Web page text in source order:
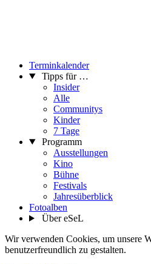
Terminkalender
Tipps für …
Insider
Alle
Communitys
Kinder
7 Tage
Programm
Ausstellungen
Kino
Bühne
Festivals
Jahresüberblick
Fotoalben
Über eSeL
Wir verwenden Cookies, um unsere
benutzerfreundlich zu gestalten.